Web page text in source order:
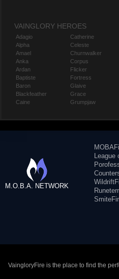
VAINGLORY HEROES
Adagio
Alpha
Amael
Anka
Ardan
Baptiste
Baron
Blackfeather
Caine
Catherine
Celeste
Churnwalker
Corpus
Flicker
Fortress
Glaive
Grace
Grumpjaw
M.O.B.A. NETWORK
League
VaingloryFire is the place to find the